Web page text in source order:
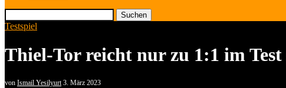
Suchen
Testspiel
Thiel-Tor reicht nur zu 1:1 im Test
von Ismail Yesilyurt 3. März 2023